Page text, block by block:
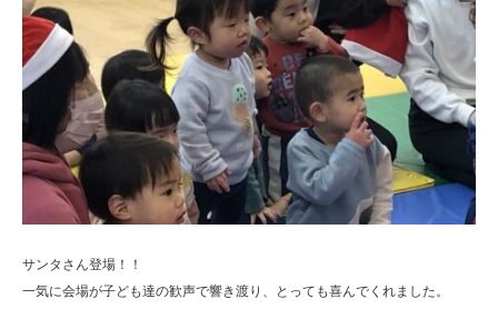
サンタさん登場！！
一気に会場が子ども達の歓声で響き渡り、とっても喜んでくれました。